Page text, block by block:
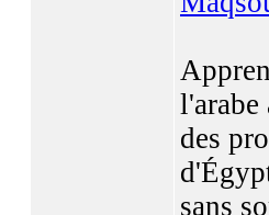
l'arabe
des
sans